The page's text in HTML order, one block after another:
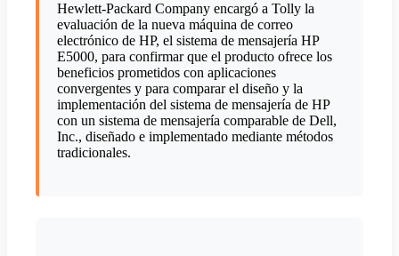
Hewlett-Packard Company encargó a Tolly la
evaluación de la nueva máquina de correo
electrónico de HP, el sistema de mensajería HP
E5000, para confirmar que el producto ofrece los
beneficios prometidos con aplicaciones
convergentes y para comparar el diseño y la
implementación del sistema de mensajería de HP
con un sistema de mensajería comparable de Dell,
Inc., diseñado e implementado mediante métodos
tradicionales.